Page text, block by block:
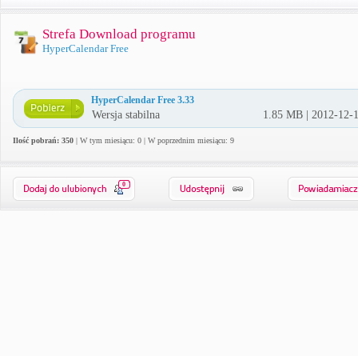
Strefa Download programu
HyperCalendar Free
HyperCalendar Free 3.33
Wersja stabilna 1.85 MB | 2012-12-
Ilość pobrań: 350 | W tym miesiącu: 0 | W poprzednim miesiącu: 9
0